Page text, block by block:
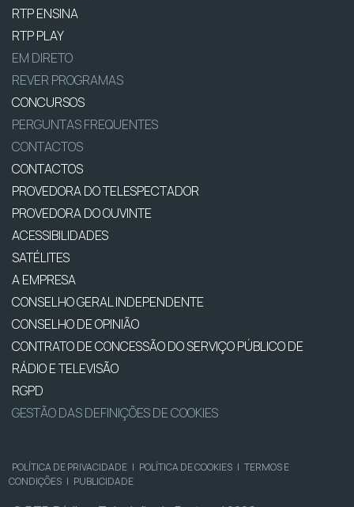
RTP ENSINA
RTP PLAY
EM DIRETO
REVER PROGRAMAS
CONCURSOS
PERGUNTAS FREQUENTES
CONTACTOS
CONTACTOS
PROVEDORA DO TELESPECTADOR
PROVEDORA DO OUVINTE
ACESSIBILIDADES
SATÉLITES
A EMPRESA
CONSELHO GERAL INDEPENDENTE
CONSELHO DE OPINIÃO
CONTRATO DE CONCESSÃO DO SERVIÇO PÚBLICO DE
RÁDIO E TELEVISÃO
RGPD
GESTÃO DAS DEFINIÇÕES DE COOKIES
POLÍTICA DE PRIVACIDADE | POLÍTICA DE COOKIES | TERMOS E
CONDIÇÕES | PUBLICIDADE